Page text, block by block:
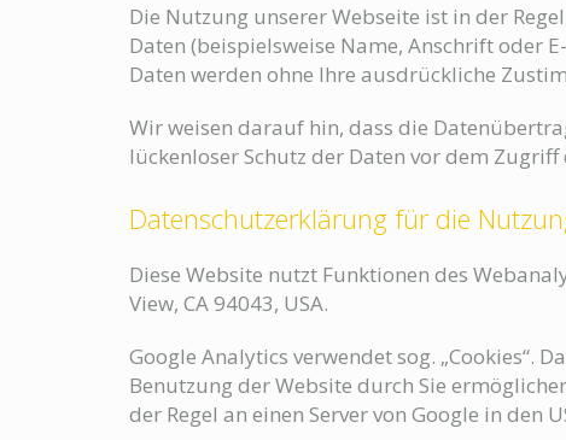
Die Nutzung unserer Webseite ist in der
Daten (beispielsweise Name, Anschrift oder
Daten werden ohne Ihre ausdrückliche
Wir weisen darauf hin, dass die
lückenloser Schutz der Daten vor dem
Datenschutzerklärung für die
Diese Website nutzt Funktionen des
View, CA 94043, USA.
Google Analytics verwendet sog. „Cookies“.
Benutzung der Website durch Sie
der Regel an einen Server von Google in den